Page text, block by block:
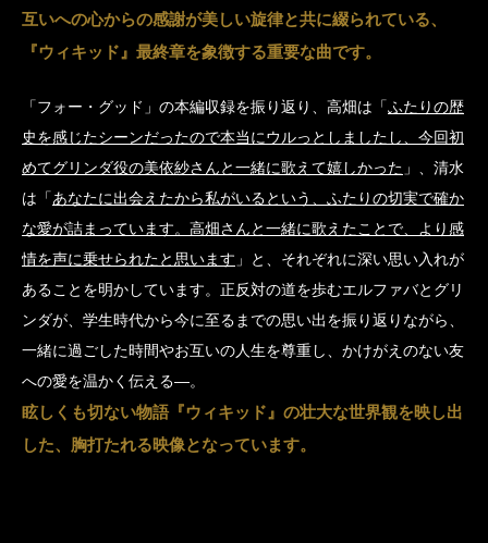
互いへの心からの感謝が美しい旋律と共に綴られている、
『ウィキッド』最終章を象徴する重要な曲です。
「フォー・グッド」の本編収録を振り返り、高畑は「ふたりの歴
史を感じたシーンだったので本当にウルっとしましたし、今回初
めてグリンダ役の美依紗さんと一緒に歌えて嬉しかった 」、清水
は「あなたに出会えたから私がいるという、ふたりの切実で確か
な愛が詰まっています。高畑さんと一緒に歌えたことで、より感
情を声に乗せられたと思います 」と、それぞれに深い思い入れが
あることを明かしています。正反対の道を歩むエルファバとグリ
ンダが、学生時代から今に至るまでの思い出を振り返りながら、
一緒に過ごした時間やお互いの人生を尊重し、かけがえのない友
への愛を温かく伝える―。
眩しくも切ない物語『ウィキッド』の壮大な世界観を映し出
した、胸打たれる映像となっています。